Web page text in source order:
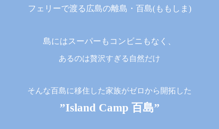
フェリーで渡る広島の離島・百島(ももしま)
島にはスーパーもコンビニもなく、
あるのは贅沢すぎる自然だけ
そんな百島に移住した家族がゼロから開拓した
”Island Camp 百島”